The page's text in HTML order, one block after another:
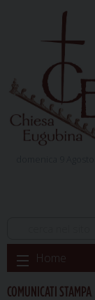
Skip
to
content
Home
COMUNICATI STAMPA